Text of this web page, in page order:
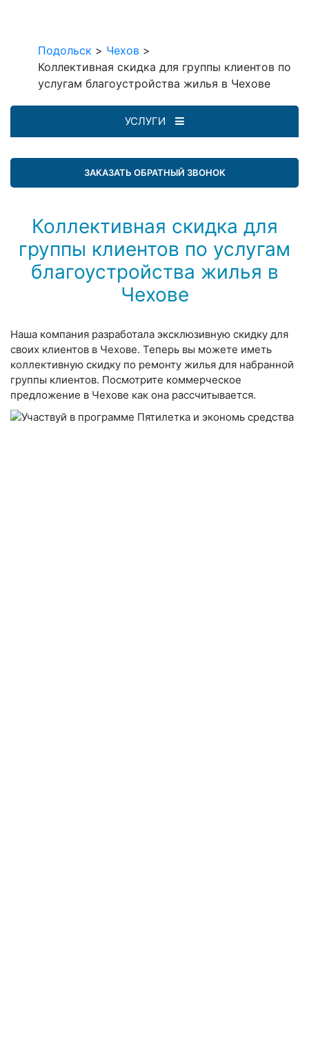
Подольск > Чехов >
Коллективная скидка для группы клиентов по
услугам благоустройства жилья в Чехове
УСЛУГИ
ЗАКАЗАТЬ ОБРАТНЫЙ ЗВОНОК
Коллективная скидка для
группы клиентов по услугам
благоустройства жилья в
Чехове
Наша компания разработала эксклюзивную скидку для
своих клиентов в Чехове. Теперь вы можете иметь
коллективную скидку по ремонту жилья для набранной
группы клиентов. Посмотрите коммерческое
предложение в Чехове как она рассчитывается.